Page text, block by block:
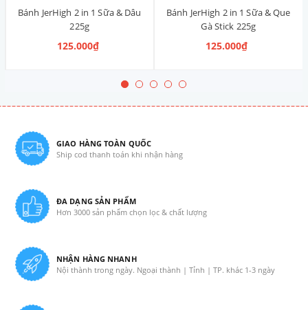
Bánh JerHigh 2 in 1 Sữa & Dâu
225g
125.000₫
Bánh JerHigh 2 in 1 Sữa & Que
Gà Stick 225g
125.000₫
GIAO HÀNG TOÀN QUỐC
Ship cod thanh toán khi nhận hàng
ĐA DẠNG SẢN PHẨM
Hơn 3000 sản phẩm chọn lọc & chất lượng
NHẬN HÀNG NHANH
Nội thành trong ngày. Ngoại thành | Tỉnh | TP. khác 1-3 ngày